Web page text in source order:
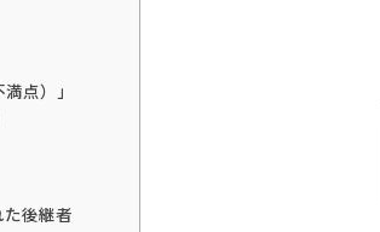
点）」
後継者